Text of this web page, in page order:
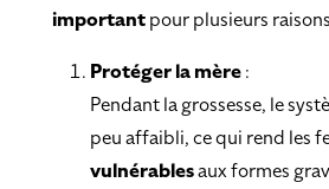
importantpour plusieurs
Protéger la mère:
Pendant la grossesse, le
peu affaibli, ce qui rend les
vulnérablesaux formes